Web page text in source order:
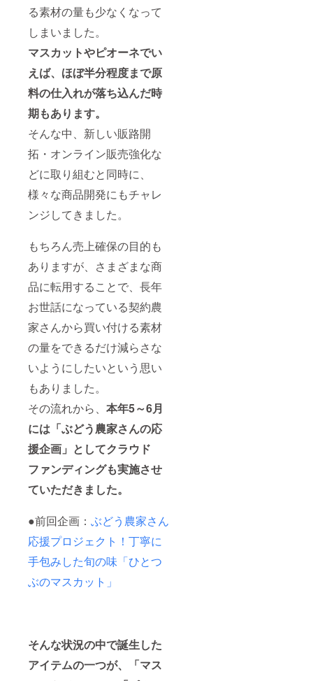
る素材の量も少なくなって
しまいました。
マスカットやピオーネでい
えば、ほぼ半分程度まで原
料の仕入れが落ち込んだ時
期もあります。
そんな中、新しい販路開
拓・オンライン販売強化な
どに取り組むと同時に、
様々な商品開発にもチャレ
ンジしてきました。
もちろん売上確保の目的も
ありますが、さまざまな商
品に転用することで、長年
お世話になっている契約農
家さんから買い付ける素材
の量をできるだけ減らさな
いようにしたいという思い
もありました。
その流れから、 本年5～6月
には「ぶどう農家さんの応
援企画」としてクラウド
ファンディングも実施させ
ていただきました。
●前回企画： ぶどう農家さん
応援プロジェクト！丁寧に
手包みした旬の味「ひとつ
ぶのマスカット」
そんな状況の中で誕生した
アイテムの一つが、「マス